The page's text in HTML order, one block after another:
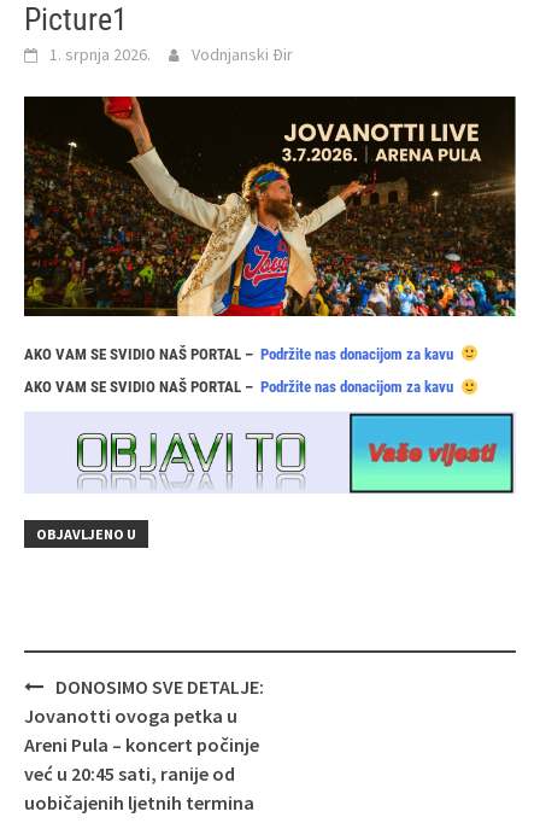
Picture1
1. srpnja 2026. Vodnjanski Đir
AKO VAM SE SVIDIO NAŠ PORTAL – Podržite nas donacijom za kavu
AKO VAM SE SVIDIO NAŠ PORTAL – Podržite nas donacijom za kavu
OBJAVLJENO U
Navigacija
objava
DONOSIMO SVE DETALJE:
Jovanotti ovoga petka u
Areni Pula – koncert počinje
već u 20:45 sati, ranije od
uobičajenih ljetnih termina